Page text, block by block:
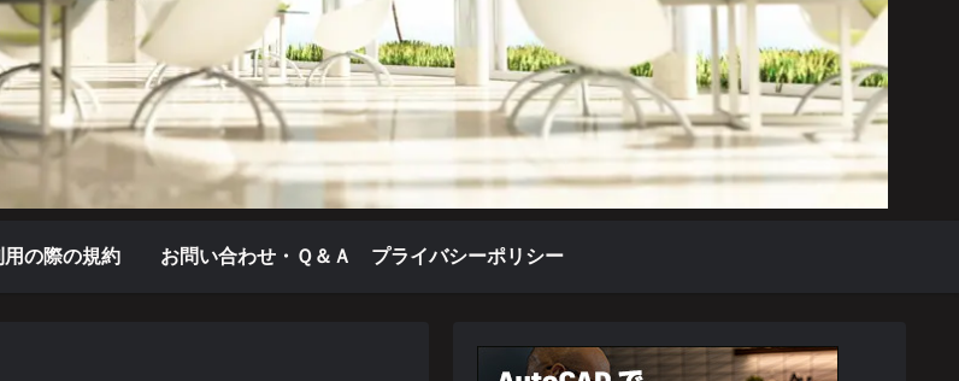
用の際の規約 お問い合わせ・Ｑ＆Ａ プライバシーポリシー